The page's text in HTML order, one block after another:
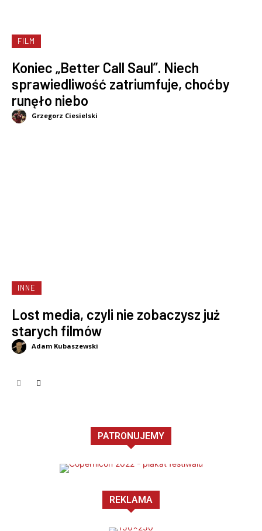
FILM
Koniec „Better Call Saul”. Niech
sprawiedliwość zatriumfuje, choćby
runęło niebo
Grzegorz Ciesielski
INNE
Lost media, czyli nie zobaczysz już
starych filmów
Adam Kubaszewski
PATRONUJEMY
REKLAMA